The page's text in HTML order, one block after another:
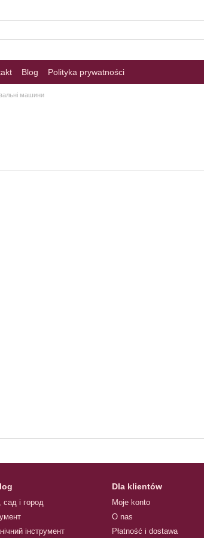
Blog Polityka prywatności
машини
сад і город
інструмент
Dla klientów
Moje konto
O nas
Płatność i dostawa